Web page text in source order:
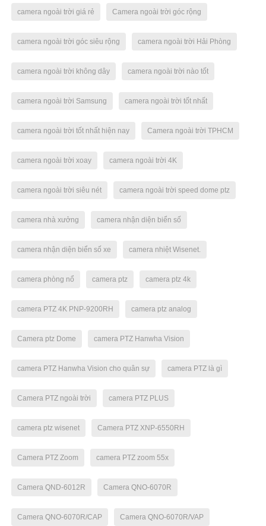
camera ngoài trời giá rẻ Camera ngoài trời góc rộng
camera ngoài trời góc siêu rộng camera ngoài trời Hải Phòng
camera ngoài trời không dây camera ngoài trời nào tốt
camera ngoài trời Samsung camera ngoài trời tốt nhất
camera ngoài trời tốt nhất hiện nay Camera ngoài trời TPHCM
camera ngoài trời xoay camera ngoài trời 4K
camera ngoài trời siêu nét camera ngoài trời speed dome ptz
camera nhà xưởng camera nhận diện biển số
camera nhận diện biển số xe camera nhiệt Wisenet.
camera phòng nổ camera ptz camera ptz 4k
camera PTZ 4K PNP-9200RH camera ptz analog
Camera ptz Dome camera PTZ Hanwha Vision
camera PTZ Hanwha Vision cho quân sự camera PTZ là gì
Camera PTZ ngoài trời camera PTZ PLUS
camera ptz wisenet Camera PTZ XNP-6550RH
Camera PTZ Zoom camera PTZ zoom 55x
Camera QND-6012R Camera QNO-6070R
Camera QNO-6070R/CAP Camera QNO-6070R/VAP